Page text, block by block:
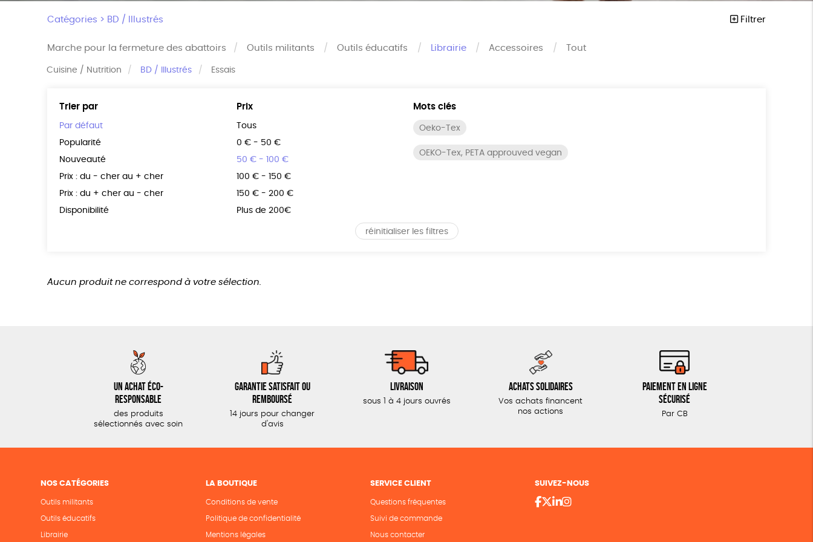
Catégories > BD / Illustrés Filtrer
Marche pour la fermeture des abattoirs Outils militants Outils éducatifs Librairie
Cuisine / Nutrition BD / Illustrés Essais
Accessoires Tout
Trier par
Par défaut
Popularité
Nouveauté
Prix : du - cher au + cher
Prix : du + cher au - cher
Disponibilité
Prix
Tous
0 € - 50 €
50 € - 100 €
100 € - 150 €
150 € - 200 €
Plus de 200€
Mots clés
Oeko-Tex
OEKO-Tex, PETA approuved vegan
réinitialiser les filtres
Aucun produit ne correspond à votre sélection.
Un achat éco-
responsable
des produits
sélectionnés avec soin
Garantie satisfait ou
remboursé
14 jours pour changer
d'avis
Livraison
sous 1 à 4 jours ouvrés
Achats solidaires
Vos achats financent
nos actions
Paiement en ligne
sécurisé
Par CB
NOS CATÉGORIES
Outils militants
Outils éducatifs
Librairie
LA BOUTIQUE
Conditions de vente
Politique de confidentialité
Mentions légales
SERVICE CLIENT
Questions fréquentes
Suivi de commande
Nous contacter
SUIVEZ-NOUS